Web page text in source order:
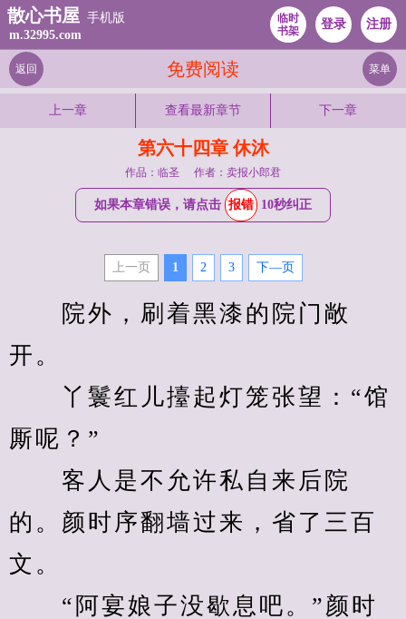
散心书屋 手机版
m.32995.com
临时
书架
登录 注册
免费阅读
返回 菜单
上一章 查看最新章节 下一章
第六十四章 休沐
作品：临圣 作者：卖报小郎君
如果本章错误，请点击 报错 10秒纠正
上一页 1 2 3 下—页
院外，刷着黑漆的院门敞
开。
丫鬟红儿擡起灯笼张望：“馆
厮呢？”
客人是不允许私自来后院
的。颜时序翻墙过来，省了三百
文。
“阿宴娘子没歇息吧。”颜时